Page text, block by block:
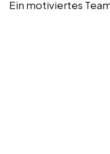
Ein motiviertes